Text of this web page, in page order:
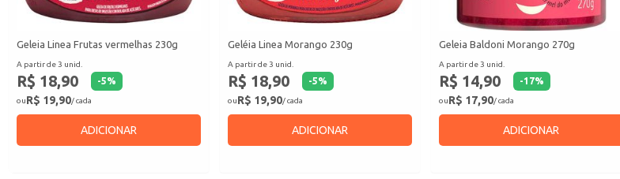
Geleia Linea Frutas vermelhas 230g
A partir de 3 unid.
R$ 18,90 -5%
ouR$ 19,90/ cada
ADICIONAR
Geléia Linea Morango 230g
A partir de 3 unid.
R$ 18,90 -5%
ouR$ 19,90/ cada
ADICIONAR
Geleia Baldoni Morango 270g
A partir de 3 unid.
R$ 14,90 -17%
ouR$ 17,90/ cada
ADICIONAR